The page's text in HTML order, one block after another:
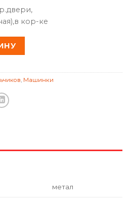
кор-ке
KT 5383WPR
Машинки
метал